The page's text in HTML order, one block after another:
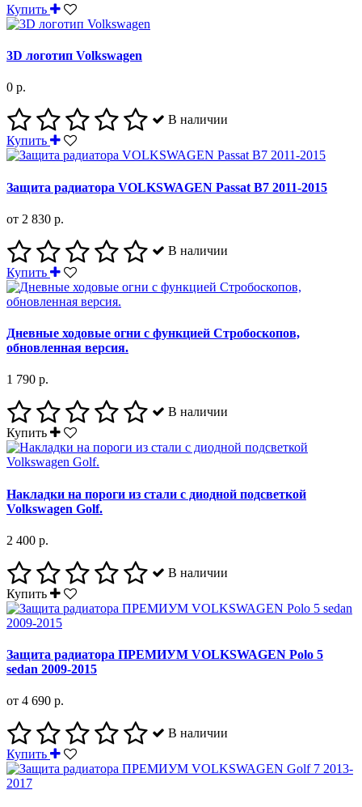
Купить
3D логотип Volkswagen
0 р.
В наличии
Купить
Защита радиатора VOLKSWAGEN Passat B7 2011-2015
от 2 830 р.
В наличии
Купить
Дневные ходовые огни с функцией Стробоскопов,
обновленная версия.
1 790 р.
В наличии
Купить
Накладки на пороги из стали с диодной подсветкой
Volkswagen Golf.
2 400 р.
В наличии
Купить
Защита радиатора ПРЕМИУМ VOLKSWAGEN Polo 5
sedan 2009-2015
от 4 690 р.
В наличии
Купить